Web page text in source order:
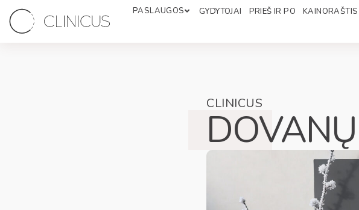
PASLAUGOS GYDYTOJAI PRIEŠ IR PO KAINORAŠTIS
CLINICUS